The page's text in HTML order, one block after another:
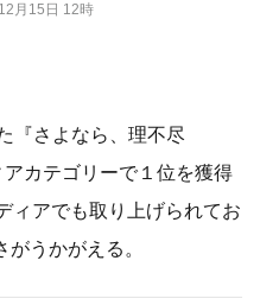
月15日 12時
『さよなら、理不尽
カテゴリーで１位を獲得
ィアでも取り上げられてお
うかがえる。